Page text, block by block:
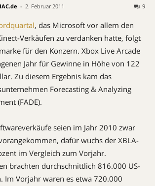
- 2. Februar 2011 9
, das Microsoft vor allem den
Verkäufen zu verdanken hatte, folgt
für den Konzern. Xbox Live Arcade
Jahr für Gewinne in Höhe von 122
Zu diesem Ergebnis kam das
Forecasting & Analyzing
(FADE).
seien im Jahr 2010 zwar
dafür wuchs der XBLA-
im Vergleich zum Vorjahr.
brachten durchschnittlich 816.000 US-
Im Vorjahr waren es etwa 720.000